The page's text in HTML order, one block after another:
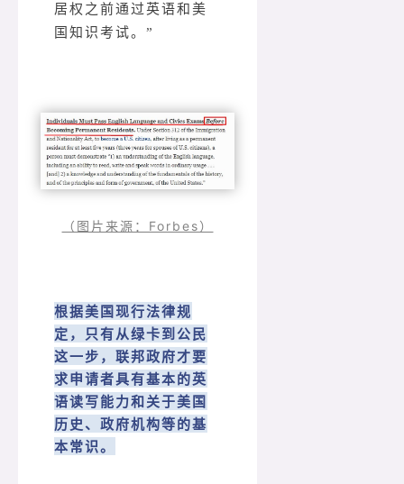
居权之前通过英语和美
国知识考试。”
（图片来源：Forbes）
根据美国现行法律规
定，只有从绿卡到公民
这一步，联邦政府才要
求申请者具有基本的英
语读写能力和关于美国
历史、政府机构等的基
本常识。